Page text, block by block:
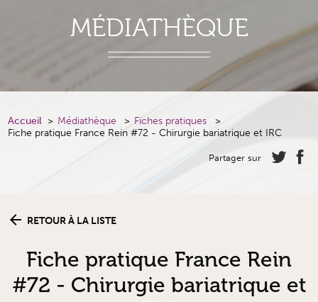
MÉDIATHÈQUE
Accueil Médiathèque
Fiches pratiques
Fiche pratique France Rein #72 - Chirurgie bariatrique et IRC
Partager sur
RETOUR À LA LISTE
Fiche pratique France Rein
#72 - Chirurgie bariatrique et